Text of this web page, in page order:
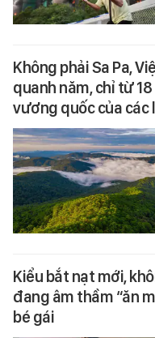
Không phải Sa Pa,
quanh năm, chỉ từ
vương quốc của các
Kiểu bắt nạt mới,
đang âm thầm “ăn
bé gái